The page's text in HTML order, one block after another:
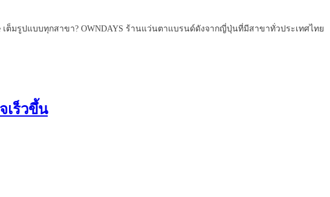
เต็มรูปแบบทุกสาขา? OWNDAYS ร้านแว่นตาแบรนด์ดังจากญี่ปุ่นที่มีสาขาทั่วประเทศไทย
เร็วขึ้น